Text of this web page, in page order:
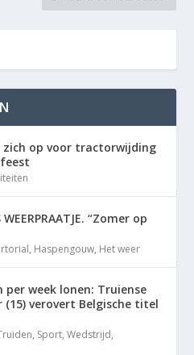
zich op voor tractorwijding
WEERPRAATJE. “Zomer op
, Haspengouw, Het weer
week lonen: Truiense
(15) verovert Belgische titel
, Sport,Wedstrijd,